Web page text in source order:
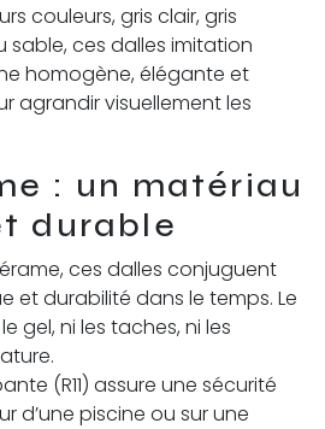
couleurs, gris clair, gris
ces dalles imitation
homogène, élégante et
agrandir visuellement les
: un matériau
durable
ces dalles conjuguent
et durabilité dans le temps. Le
gel, ni les taches, ni les
(R11) assure une sécurité
d’une piscine ou sur une